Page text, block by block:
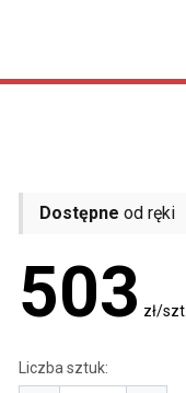
Dostępne od ręki
503 zł/szt.
Liczba sztuk: